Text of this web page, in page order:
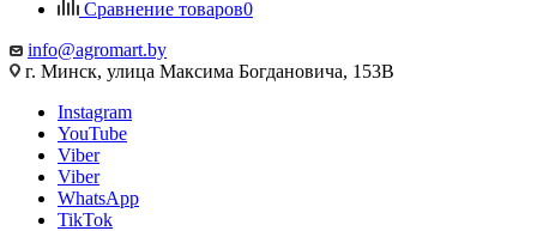
Сравнение товаров0
info@agromart.by
г. Минск, улица Максима Богдановича, 153В
Instagram
YouTube
Viber
Viber
WhatsApp
TikTok